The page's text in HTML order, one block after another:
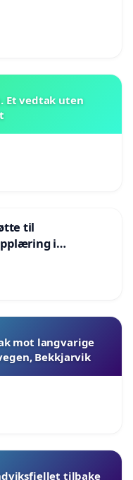
Et vedtak uten
til
i
mot langvarige
Bekkjarvik
tilbake